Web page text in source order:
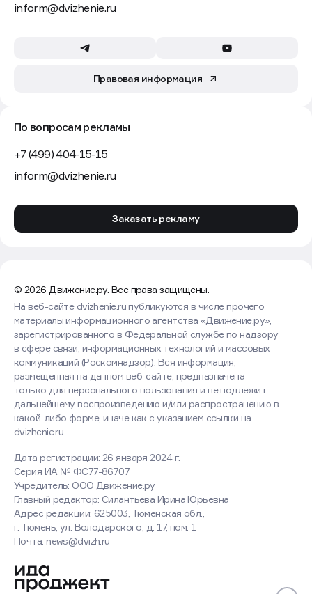
inform@dvizhenie.ru
Правовая информация
По вопросам рекламы
+7 (499) 404-15-15
inform@dvizhenie.ru
Заказать рекламу
© 2026 Движение.ру. Все права защищены.
Дата регистрации: 26 января 2024 г.
Серия ИА № ФС77-86707
Учредитель: ООО Движение.ру
Главный редактор: Силантьева Ирина Юрьевна
Адрес редакции: 625003, Тюменская обл.,
г. Тюмень, ул. Володарского, д. 17, пом. 1
Почта: news@dvizh.ru
На веб-сайте dvizhenie.ru публикуются в числе прочего
материалы информационного агентства «Движение.ру»,
зарегистрированного в Федеральной службе по надзору
в сфере связи, информационных технологий и массовых
коммуникаций (Роскомнадзор). Вся информация,
размещенная на данном веб-сайте, предназначена
только для персонального пользования и не подлежит
дальнейшему воспроизведению и/или распространению в
какой-либо форме, иначе как с указанием ссылки на
dvizhenie.ru